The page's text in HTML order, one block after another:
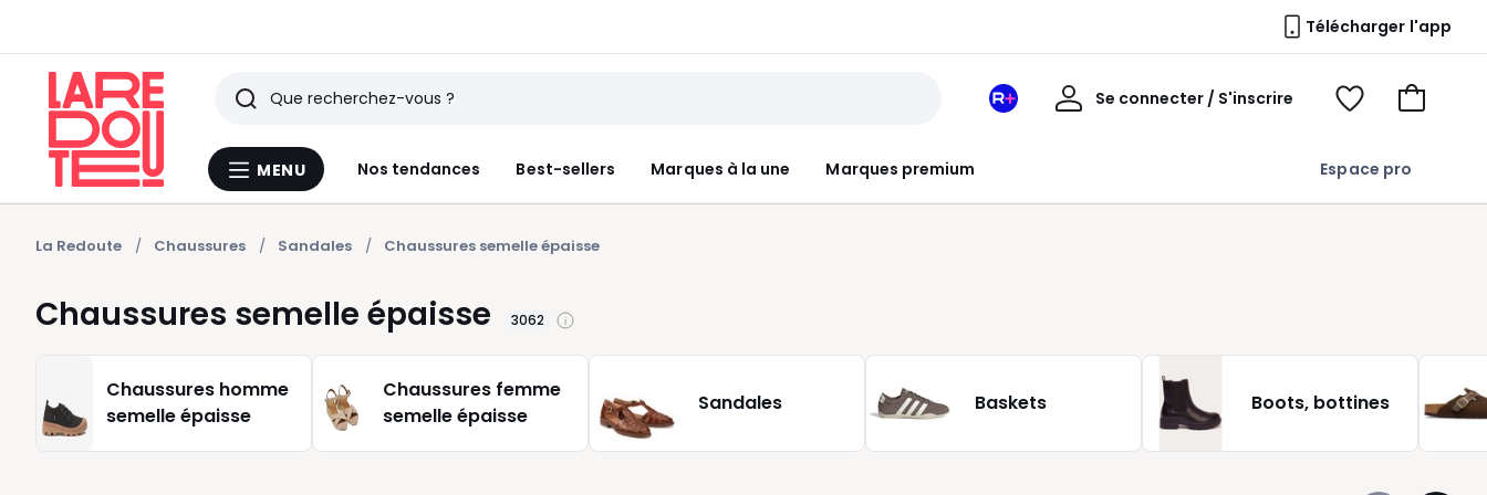
Télécharger l'app
Menu
MENU Nos tendances Best-sellers Marques à la une Marques premium Espace pro
Rechercher
Derniers
articles
vus
Mon
Se connecter / S'inscrire
Mon
Voir
Voir
La Redoute Chaussures Sandales Chaussures semelle épaisse
Chaussures semelle épaisse 3062
Chaussures homme
semelle épaisse
Chaussures femme
semelle épaisse
Sandales Baskets Boots, bottines